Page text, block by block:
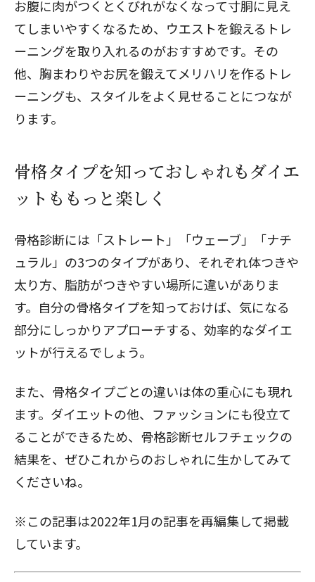
お腹に肉がつくとくびれがなくなって寸胴に見え
てしまいやすくなるため、ウエストを鍛えるトレ
ーニングを取り入れるのがおすすめです。その
他、胸まわりやお尻を鍛えてメリハリを作るトレ
ーニングも、スタイルをよく見せることにつなが
ります。
骨格タイプを知っておしゃれもダイエ
ットももっと楽しく
骨格診断には「ストレート」「ウェーブ」「ナチ
ュラル」の3つのタイプがあり、それぞれ体つきや
太り方、脂肪がつきやすい場所に違いがありま
す。自分の骨格タイプを知っておけば、気になる
部分にしっかりアプローチする、効率的なダイエ
ットが行えるでしょう。
また、骨格タイプごとの違いは体の重心にも現れ
ます。ダイエットの他、ファッションにも役立て
ることができるため、 骨格診断セルフチェックの
結果を、ぜひこれからのおしゃれに生かしてみて
くださいね。
※この記事は2022年1月の記事を再編集して掲載
しています。